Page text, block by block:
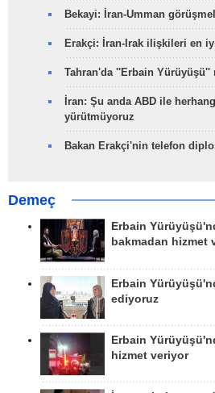
Bekayi: İran-Umman
Erakçi: İran-Irak ilişkileri en
Tahran'da ''Erbain Yürüyüşü''
İran: Şu anda ABD ile
yürütmüyoruz
Bakan Erakçi'nin telefon
Demeç
Erbain
bakmadan hizmet
Erbain
ediyoruz
Erbain
hizmet veriyor